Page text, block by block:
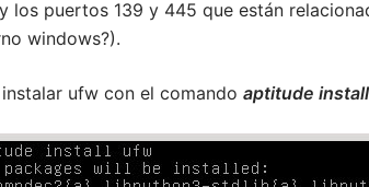
los puertos 139 y 445 que están
windows?).
ufw con el comando aptitude